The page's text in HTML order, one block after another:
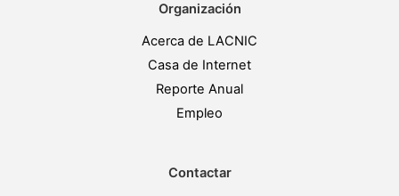
Organización
Acerca de LACNIC
Casa de Internet
Reporte Anual
Empleo
Contactar